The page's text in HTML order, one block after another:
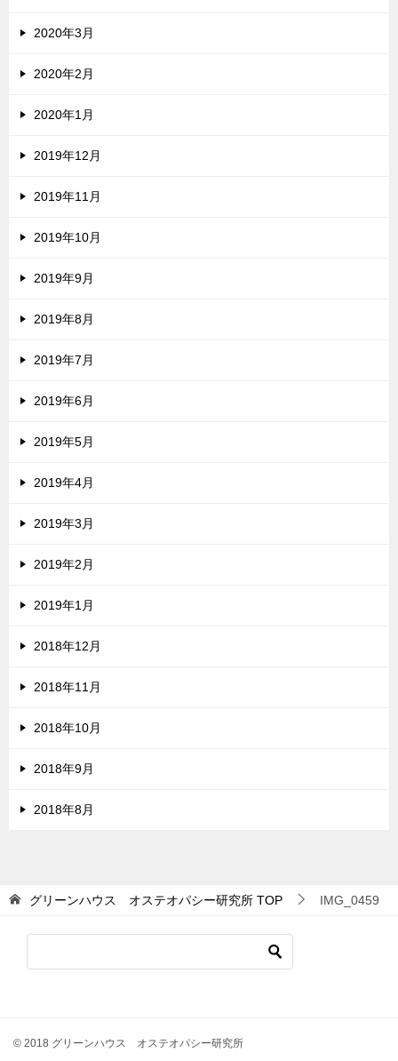
2020年3月
2020年2月
2020年1月
2019年12月
2019年11月
2019年10月
2019年9月
2019年8月
2019年7月
2019年6月
2019年5月
2019年4月
2019年3月
2019年2月
2019年1月
2018年12月
2018年11月
2018年10月
2018年9月
2018年8月
グリーンハウス オステオパシー研究所 TOP IMG_0459
© 2018 グリーンハウス オステオパシー研究所